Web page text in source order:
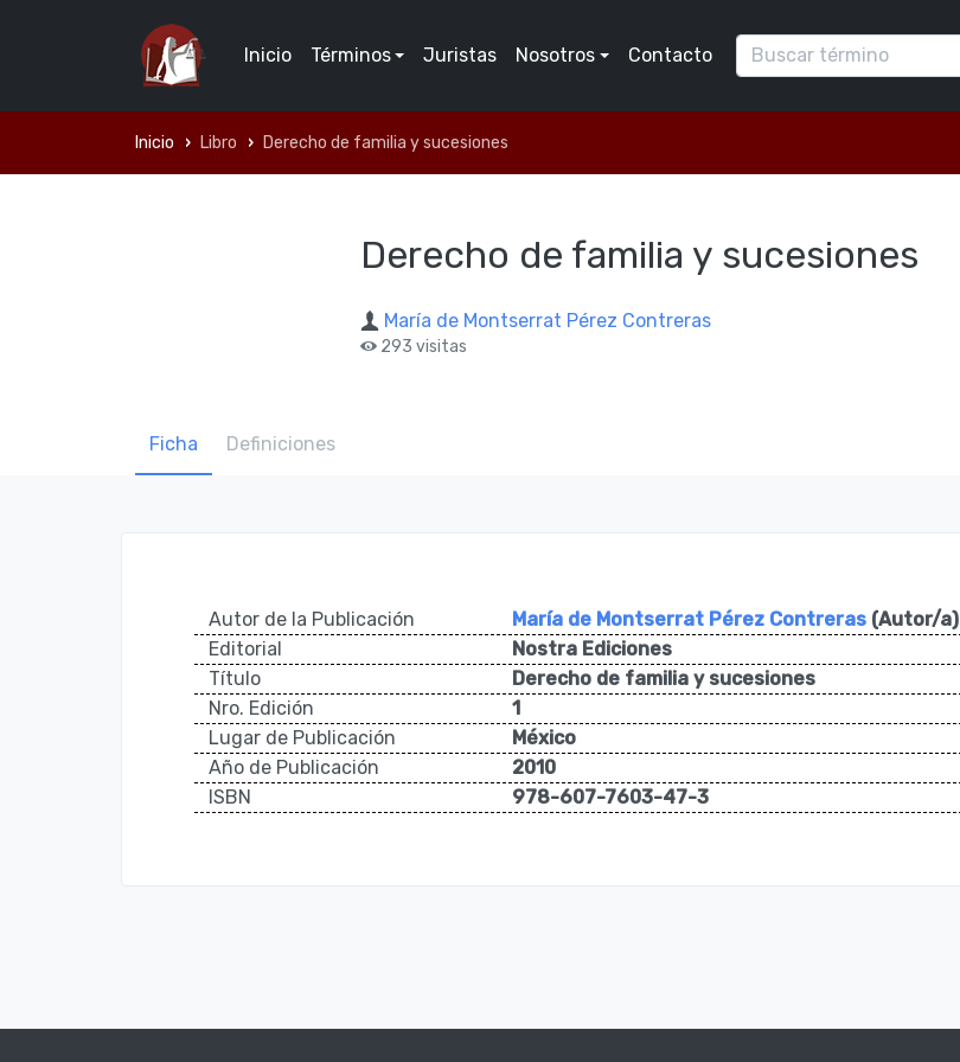
Inicio Términos Juristas Nosotros Contacto
Inicio Libro Derecho de familia y sucesiones
Derecho de familia y sucesiones
Marí­a de Montserrat Pérez Contreras
293 visitas
Ficha Definiciones
Autor de la Publicación Marí­a de Montserrat Pérez Contreras(Autor/a)
Editorial
Nostra Ediciones
Título
Derecho de familia y sucesiones
Nro. Edición
1
Lugar de Publicación
México
Año de Publicación
2010
ISBN
978-607-7603-47-3